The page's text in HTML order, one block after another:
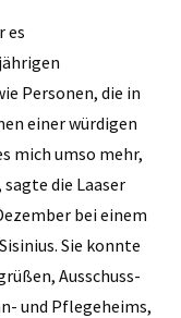
es
Personen, die in
einer würdigen
mich umso mehr,
die Laaser
bei einem
Sie konnte
Ausschuss-
und Pflegeheims,